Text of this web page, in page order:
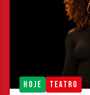
HOJE TEATRO